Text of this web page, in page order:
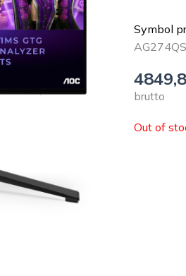
Symbol
AG274QS
brutto
Out of